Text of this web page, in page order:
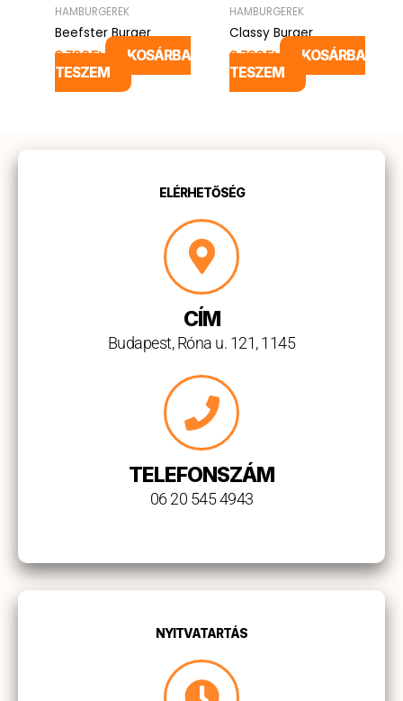
HAMBURGEREK
Beefster Burger
3.790Ft
KOSÁRBA
TESZEM
HAMBURGEREK
Classy Burger
2.790Ft
KOSÁRBA
TESZEM
ELÉRHETŐSÉG
CÍM
Budapest, Róna u. 121, 1145
TELEFONSZÁM
06 20 545 4943
NYITVATARTÁS